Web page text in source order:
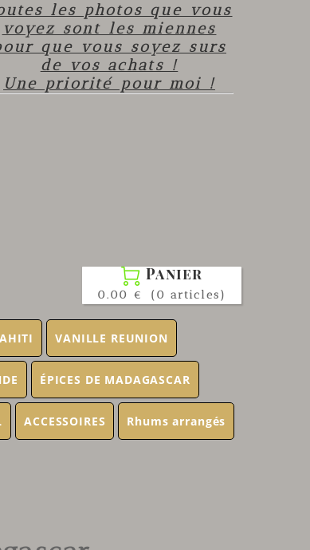
les photos que vous
voyez sont les miennes
que vous soyez surs
de vos achats !
Une priorité pour moi !
 Panier
0.00 € (0 articles)
VANILLE REUNION
ÉPICES DE MADAGASCAR
ACCESSOIRES Rhums arrangés